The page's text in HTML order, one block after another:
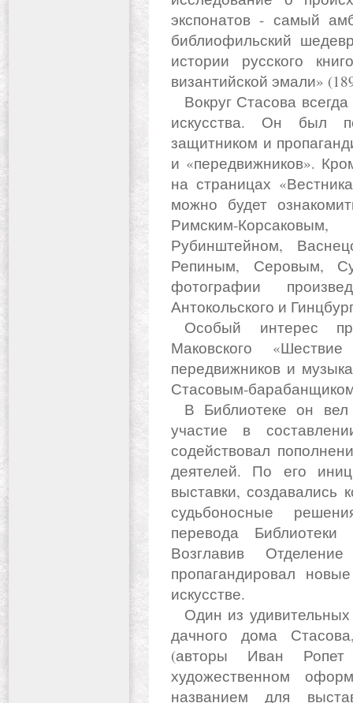
экспонатов - самый
библиофильский
истории русского
византийской эмали»
Вокруг Стасова всегда собирался большой круг деятелей
искусства. Он был
защитником и
и «передвижников».
на страницах
можно будет
Римским-
Рубинштейном,
Репиным, Серовым,
фотографии
Антокольского и
Особый интерес представляет шарж Константина
Маковского
передвижников и
Стасовым-
В Библиотеке он вел колоссальную работу: принимал
участие в
содействовал
деятелей. По его
выставки, создавались
судьбоносные
перевода
Возглавив
пропагандировал
искусстве.
Один из удивительных экспонатов - памятная табличка с
дачного дома
(авторы Иван
художественном
названием для